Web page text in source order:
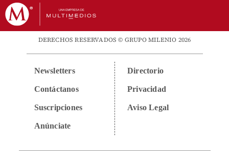
DERECHOS RESERVADOS © GRUPO MILENIO 2026
Newsletters
Contáctanos
Suscripciones
Anúnciate
Directorio
Privacidad
Aviso Legal